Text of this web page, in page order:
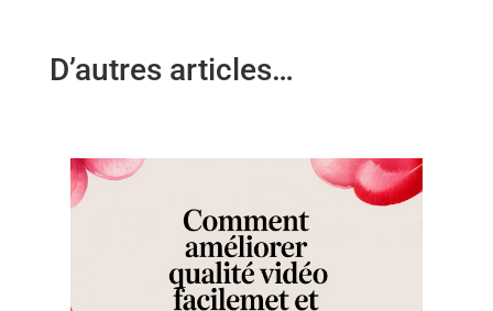
D’autres articles…